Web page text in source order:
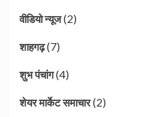
वीडियो न्यूज(2)
शाहगढ़(7)
शुभ पंचांग(4)
शेयर मार्केट समाचार(2)